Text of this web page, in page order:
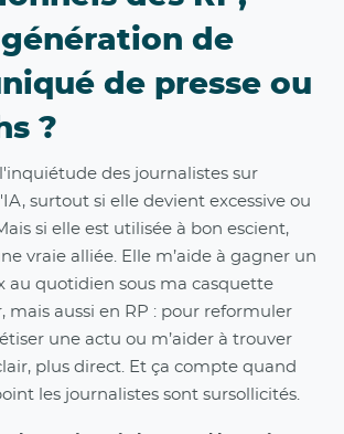
de
de presse ou
?
des journalistes sur
surtout si elle devient excessive ou
si elle est utilisée à bon escient,
vraie alliée. Elle m’aide à gagner un
au quotidien sous ma casquette
mais aussi en RP : pour reformuler
une actu ou m’aider à trouver
plus direct. Et ça compte quand
les journalistes sont sursollicités.